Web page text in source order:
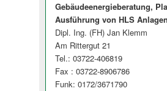
Gebäudeenergieberatung,
Ausführung von HLS Anlagen
Dipl. Ing. (FH) Jan Klemm
Am Rittergut 21
Tel.: 03722-406819
Fax : 03722-8906786
Funk: 0172/3671790